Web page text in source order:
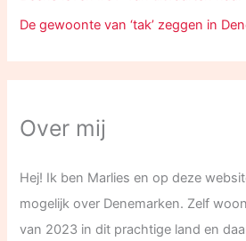
De gewoonte van ‘tak’ zeggen in
Over mij
Hej! Ik ben Marlies en op deze
mogelijk over Denemarken. Zelf
van 2023 in dit prachtige land en